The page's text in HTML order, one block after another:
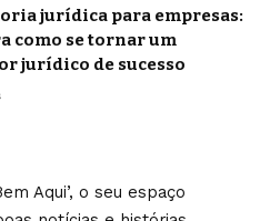
jurídica para empresas:
como se tornar um
jurídico de sucesso
Aqui’, o seu espaço